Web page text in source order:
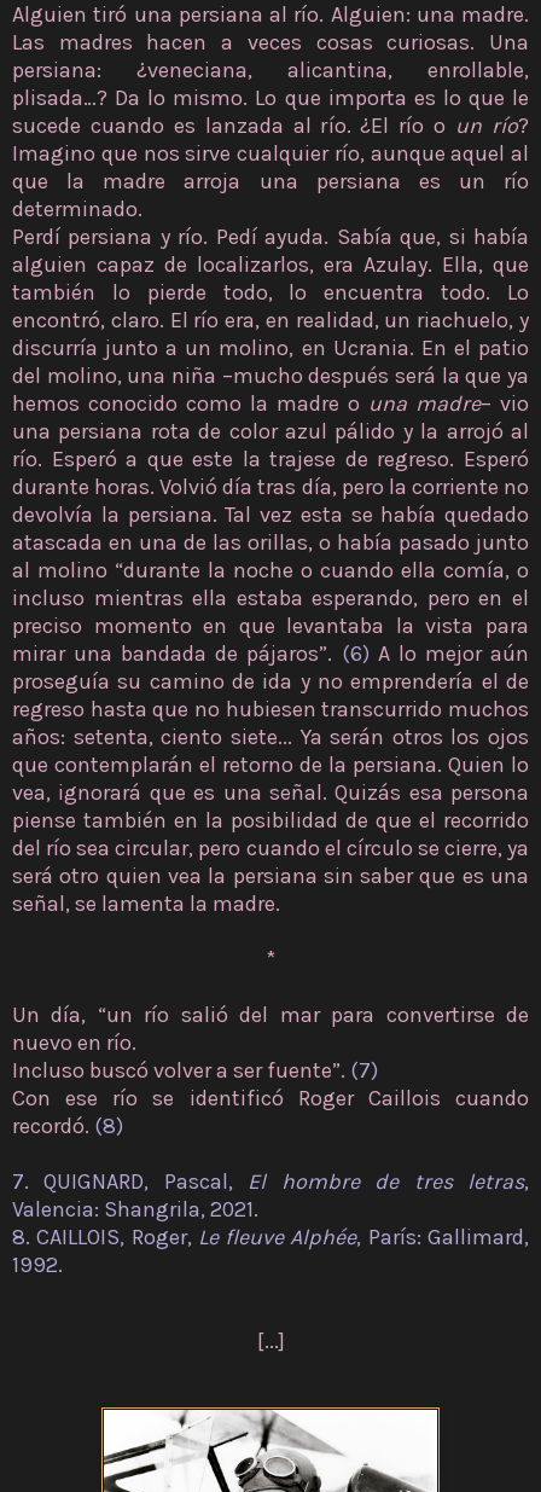
Alguien tiró una persiana al río. Alguien: una madre.
Las madres hacen a veces cosas curiosas. Una
persiana: ¿veneciana, alicantina, enrollable,
plisada…? Da lo mismo. Lo que importa es lo que le
sucede cuando es lanzada al río. ¿El río o un río?
Imagino que nos sirve cualquier río, aunque aquel al
que la madre arroja una persiana es un río
determinado.
Perdí persiana y río. Pedí ayuda. Sabía que, si había
alguien capaz de localizarlos, era Azulay. Ella, que
también lo pierde todo, lo encuentra todo. Lo
encontró, claro. El río era, en realidad, un riachuelo, y
discurría junto a un molino, en Ucrania. En el patio
del molino, una niña –mucho después será la que ya
hemos conocido como la madre o una madre– vio
una persiana rota de color azul pálido y la arrojó al
río. Esperó a que este la trajese de regreso. Esperó
durante horas. Volvió día tras día, pero la corriente no
devolvía la persiana. Tal vez esta se había quedado
atascada en una de las orillas, o había pasado junto
al molino “durante la noche o cuando ella comía, o
incluso mientras ella estaba esperando, pero en el
preciso momento en que levantaba la vista para
mirar una bandada de pájaros”. (6) A lo mejor aún
proseguía su camino de ida y no emprendería el de
regreso hasta que no hubiesen transcurrido muchos
años: setenta, ciento siete... Ya serán otros los ojos
que contemplarán el retorno de la persiana. Quien lo
vea, ignorará que es una señal. Quizás esa persona
piense también en la posibilidad de que el recorrido
del río sea circular, pero cuando el círculo se cierre, ya
será otro quien vea la persiana sin saber que es una
señal, se lamenta la madre.
*
Un día, “un río salió del mar para convertirse de
nuevo en río.
Incluso buscó volver a ser fuente”. (7)
Con ese río se identificó Roger Caillois cuando
recordó. (8)
7. QUIGNARD, Pascal, El hombre de tres letras,
Valencia: Shangrila, 2021.
8. CAILLOIS, Roger, Le fleuve Alphée, París: Gallimard,
1992.
[...]